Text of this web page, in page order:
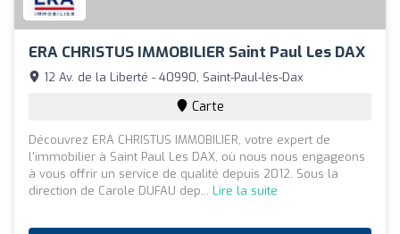
ERA CHRISTUS IMMOBILIER Saint Paul Les DAX
12 Av. de la Liberté - 40990, Saint-Paul-lès-Dax
Carte
Découvrez ERA CHRISTUS IMMOBILIER, votre expert de
l'immobilier à Saint Paul Les DAX, où nous nous engageons
à vous offrir un service de qualité depuis 2012. Sous la
direction de Carole DUFAU dep... Lire la suite